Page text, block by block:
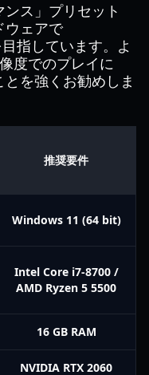
ス」プリセット
ウェアで
指しています。よ
度でのプレイに
を強くお勧めしま
推奨要件
Windows 11 (64 bit)
Intel Core i7-8700 /
AMD Ryzen 5 5500
16 GB RAM
NVIDIA RTX 2060